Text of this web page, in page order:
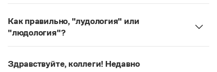
Издательство
Словари
Учебники и справочники
Как правильно, "лудология" или
"людология"?
В научных текстах неологизм, используемый для
понятий, представлен в двух вариантах:
Здравствуйте, коллеги! Недавно